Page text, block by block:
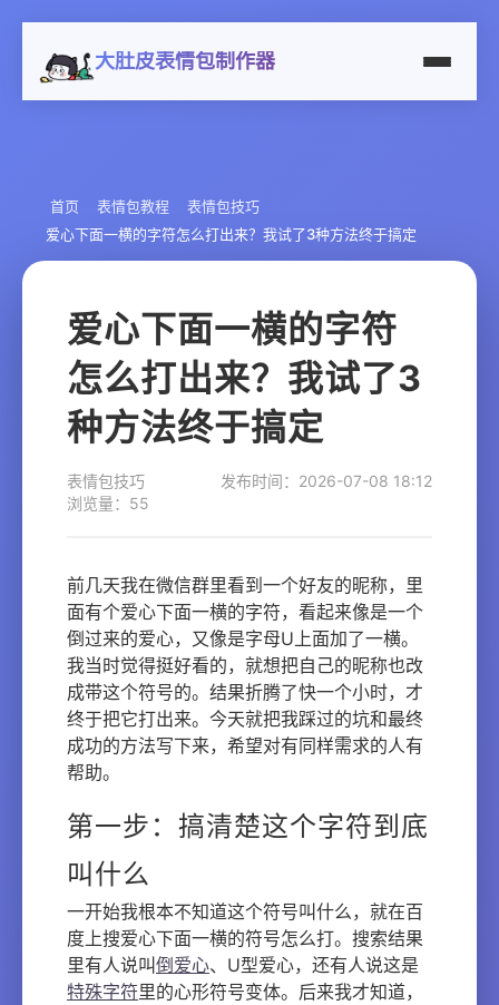
大肚皮表情包制作器
首页 表情包教程
表情包技巧
爱心下面一横的字符怎么打出来？我试了3种方法终于搞定
爱心下面一横的字符
怎么打出来？我试了3
种方法终于搞定
表情包技巧
发布时间：2026-07-08 18:12
浏览量：55
前几天我在微信群里看到一个好友的昵称，里
面有个爱心下面一横的字符，看起来像是一个
倒过来的爱心，又像是字母U上面加了一横。
我当时觉得挺好看的，就想把自己的昵称也改
成带这个符号的。结果折腾了快一个小时，才
终于把它打出来。今天就把我踩过的坑和最终
成功的方法写下来，希望对有同样需求的人有
帮助。
第一步：搞清楚这个字符到底
叫什么
一开始我根本不知道这个符号叫什么，就在百
度上搜爱心下面一横的符号怎么打。搜索结果
里有人说叫倒爱心、U型爱心，还有人说这是
特殊字符里的心形符号变体。后来我才知道，